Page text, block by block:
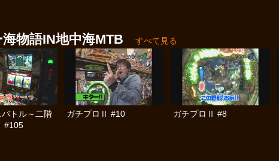
物語IN地中海MTB すべて見る
バトル～二階
#105
ガチプロⅡ #10 ガチプロⅡ #8